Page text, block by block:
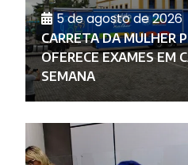
5 de agosto de 2026
CARRETA DA MULHER
OFERECE EXAMES EM
SEMANA